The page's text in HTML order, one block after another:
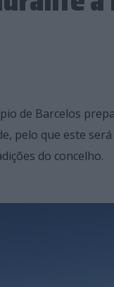
de Barcelos
pelo que este
do concelho.